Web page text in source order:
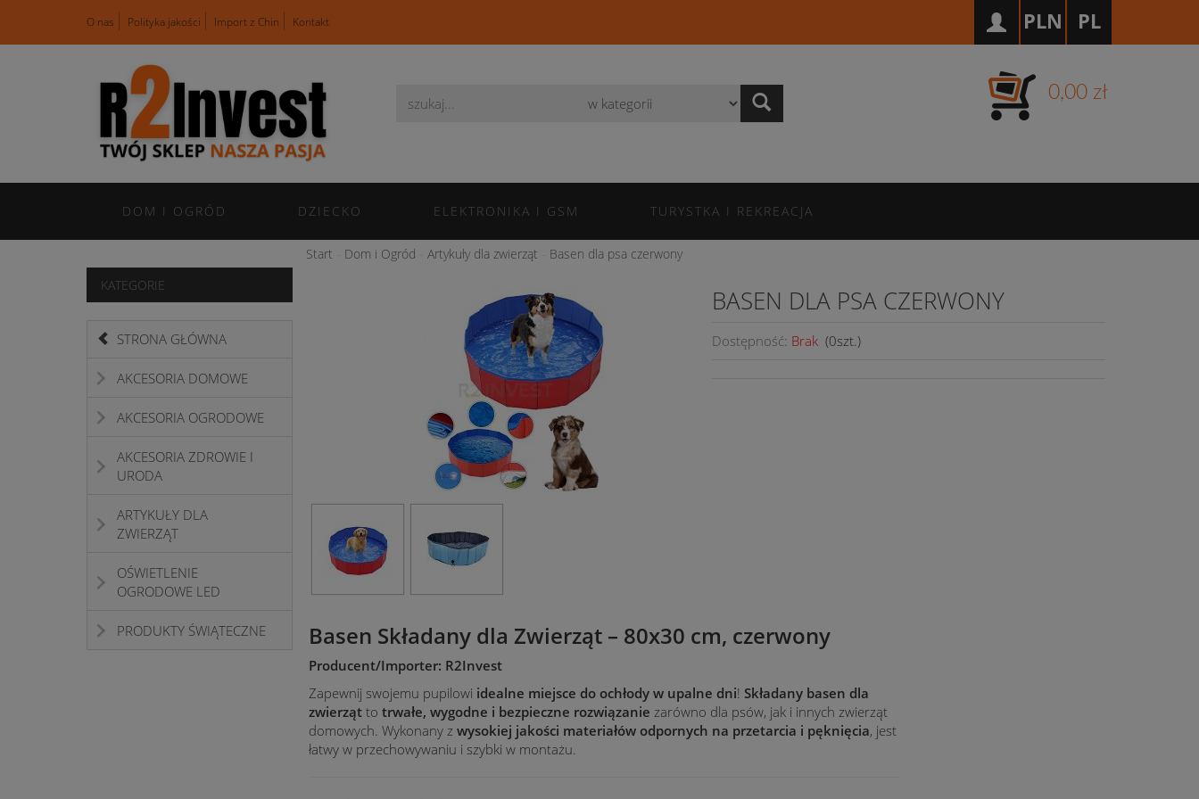
O nas Polityka jakości Import z Chin Kontakt PL
PLN
0,00 zł
DOM I OGRÓD DZIECKO ELEKTRONIKA I GSM TURYSTKA I REKREACJA
Start Dom i Ogród Artykuły dla zwierząt Basen dla psa czerwony
BASEN DLA PSA CZERWONY
Dostępność: Brak (0szt.)
Basen Składany dla Zwierząt – 80x30 cm, czerwony
Producent/Importer: R2Invest
Zapewnij swojemu pupilowi idealne miejsce do ochłody w upalne dni!Składany basen dla
zwierząt totrwałe, wygodne i bezpieczne rozwiązanie zarówno dla psów, jak i innych zwierząt
domowych. Wykonany zwysokiej jakości materiałów odpornych na przetarcia i pęknięcia, jest
łatwy w przechowywaniu i szybki w montażu.
KATEGORIE
STRONA GŁÓWNA
AKCESORIA DOMOWE
AKCESORIA OGRODOWE
AKCESORIA ZDROWIE I
URODA
ARTYKUŁY DLA
ZWIERZĄT
OŚWIETLENIE
OGRODOWE LED
PRODUKTY ŚWIĄTECZNE